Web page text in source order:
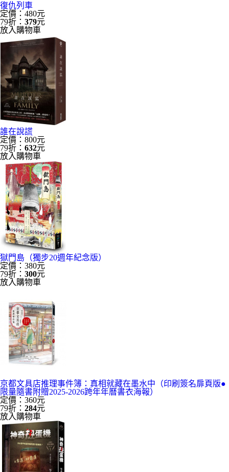
復仇列車
定價：480元
79折： 379元
放入購物車
誰在說謊
定價：800元
79折： 632元
放入購物車
獄門島（獨步20週年紀念版）
定價：380元
79折： 300元
放入購物車
京都文具店推理事件簿：真相就藏在墨水中（印刷簽名扉頁版●
限量隨書附贈2025-2026跨年年曆書衣海報）
定價：360元
79折： 284元
放入購物車